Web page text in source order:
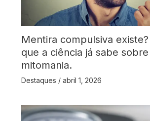
Mentira compulsiva
que a ciência já sabe sobre
mitomania.
Destaques / abril 1, 2026